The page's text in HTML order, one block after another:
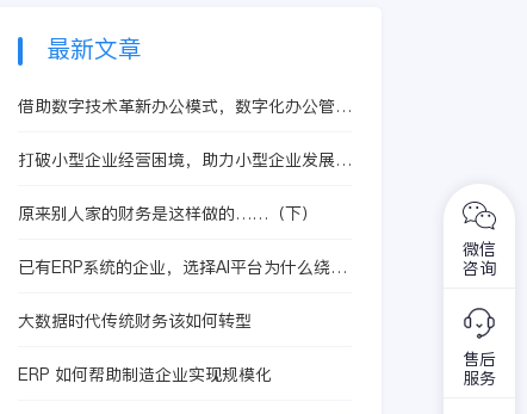
最新文章
借助数字技术革新办公模式，数字化办公管理
打破小型企业经营困境，助力小型企业发展的
原来别人家的财务是这样做的……（下）
已有ERP系统的企业，选择AI平台为什么绕不
大数据时代传统财务该如何转型
ERP 如何帮助制造企业实现规模化
微信
咨询
售后
服务